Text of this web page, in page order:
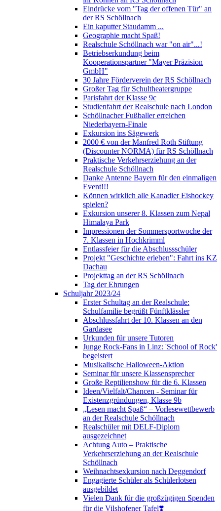
Eindrücke vom "Tag der offenen Tür" an
der RS Schöllnach
Ein kaputter Staudamm ...
Geographie macht Spaß!
Realschule Schöllnach war "on air"...!
Betriebserkundung beim
Kooperationspartner "Mayer Präzision
GmbH"
30 Jahre Förderverein der RS Schöllnach
Großer Tag für Schultheatergruppe
Parisfahrt der Klasse 9c
Studienfahrt der Realschule nach London
Schöllnacher Fußballer erreichen
Niederbayern-Finale
Exkursion ins Sägewerk
2000 € von der Manfred Roth Stiftung
(Discounter NORMA) für RS Schöllnach
Praktische Verkehrserziehung an der
Realschule Schöllnach
Danke Antenne Bayern für den einmaligen
Event!!!
Können wirklich alle Kanadier Eishockey
spielen?
Exkursion unserer 8. Klassen zum Nepal
Himalaya Park
Impressionen der Sommersportwoche der
7. Klassen in Hochkrimml
Entlassfeier für die Abschlussschüler
Projekt "Geschichte erleben": Fahrt ins KZ
Dachau
Projekttag an der RS Schöllnach
Tag der Ehrungen
Schuljahr 2023/24
Erster Schultag an der Realschule:
Schulfamilie begrüßt Fünftklässler
Abschlussfahrt der 10. Klassen an den
Gardasee
Urkunden für unsere Tutoren
Junge Rock-Fans in Linz: 'School of Rock'
begeistert
Musikalische Halloween-Aktion
Seminar für unsere Klassensprecher
Große Reptilienshow für die 6. Klassen
Ideen/Vielfalt/Chancen - Seminar für
Existenzgründungen, Klasse 9b
„Lesen macht Spaß“ – Vorlesewettbewerb
an der Realschule Schöllnach
Realschüler mit DELF-Diplom
ausgezeichnet
Achtung Auto – Praktische
Verkehrserziehung an der Realschule
Schöllnach
Weihnachtsexkursion nach Deggendorf
Engagierte Schüler als Schülerlotsen
ausgebildet
Vielen Dank für die großzügigen Spenden
für die Vilshofener Tafel❣️